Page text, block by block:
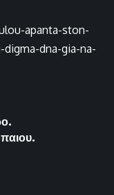
apanta-ston-
dna-gia-na-